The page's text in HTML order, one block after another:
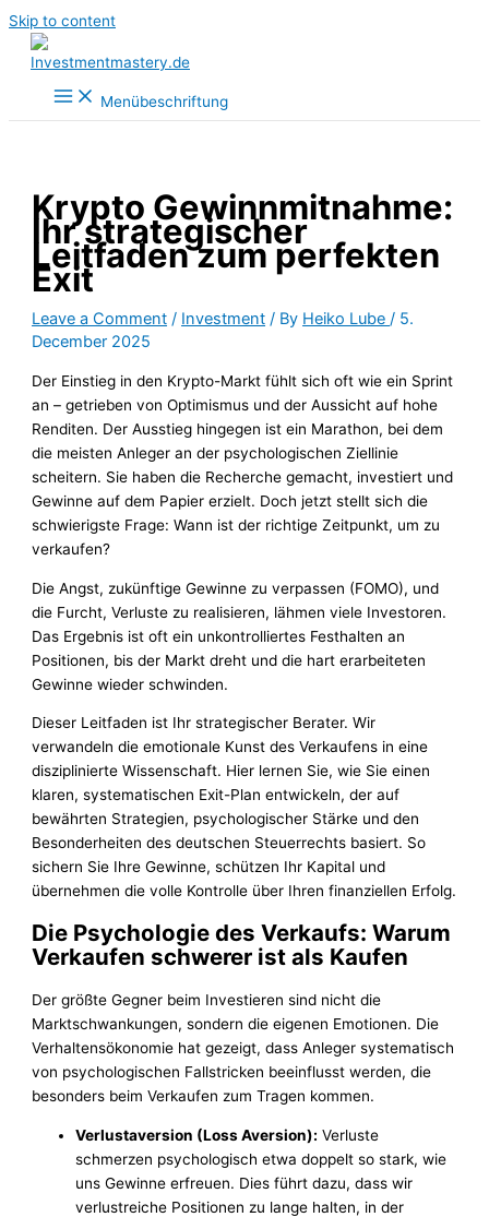
Skip to content
Menübeschriftung
Krypto Gewinnmitnahme:
Ihr strategischer
Leitfaden zum perfekten
Exit
Leave a Comment / Investment / By Heiko Lube/ 5.
December 2025
Der Einstieg in den Krypto-Markt fühlt sich oft wie ein Sprint
an – getrieben von Optimismus und der Aussicht auf hohe
Renditen. Der Ausstieg hingegen ist ein Marathon, bei dem
die meisten Anleger an der psychologischen Ziellinie
scheitern. Sie haben die Recherche gemacht, investiert und
Gewinne auf dem Papier erzielt. Doch jetzt stellt sich die
schwierigste Frage: Wann ist der richtige Zeitpunkt, um zu
verkaufen?
Die Angst, zukünftige Gewinne zu verpassen (FOMO), und
die Furcht, Verluste zu realisieren, lähmen viele Investoren.
Das Ergebnis ist oft ein unkontrolliertes Festhalten an
Positionen, bis der Markt dreht und die hart erarbeiteten
Gewinne wieder schwinden.
Dieser Leitfaden ist Ihr strategischer Berater. Wir
verwandeln die emotionale Kunst des Verkaufens in eine
disziplinierte Wissenschaft. Hier lernen Sie, wie Sie einen
klaren, systematischen Exit-Plan entwickeln, der auf
bewährten Strategien, psychologischer Stärke und den
Besonderheiten des deutschen Steuerrechts basiert. So
sichern Sie Ihre Gewinne, schützen Ihr Kapital und
übernehmen die volle Kontrolle über Ihren finanziellen Erfolg.
Die Psychologie des Verkaufs: Warum
Verkaufen schwerer ist als Kaufen
Der größte Gegner beim Investieren sind nicht die
Marktschwankungen, sondern die eigenen Emotionen. Die
Verhaltensökonomie hat gezeigt, dass Anleger systematisch
von psychologischen Fallstricken beeinflusst werden, die
besonders beim Verkaufen zum Tragen kommen.
Verlustaversion (Loss Aversion): Verluste
schmerzen psychologisch etwa doppelt so stark, wie
uns Gewinne erfreuen. Dies führt dazu, dass wir
verlustreiche Positionen zu lange halten, in der